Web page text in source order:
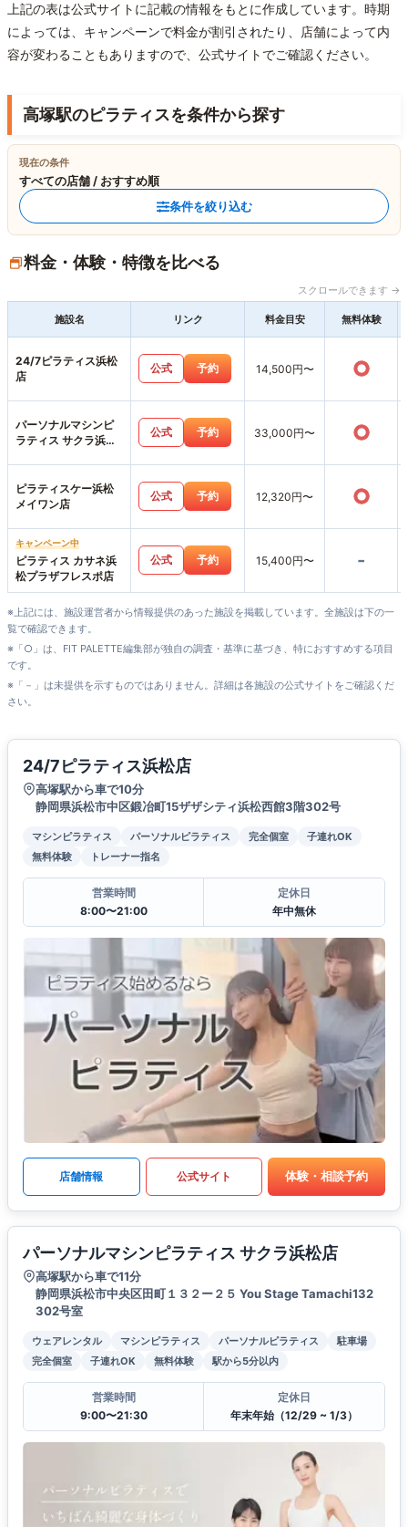
上記の表は公式サイトに記載の情報をもとに作成しています。時期
によっては、キャンペーンで料金が割引されたり、店舗によって内
容が変わることもありますので、公式サイトでご確認ください。
高塚駅のピラティスを条件から探す
現在の条件
すべての店舗 / おすすめ順
条件を絞り込む
料金・体験・特徴を比べる
スクロールできます →
施設名 リンク 料金目安 無料体験
24/7ピラティス浜松
店
公式 予約 14,500円〜 ○
パーソナルマシンピ
ラティス サクラ浜松
公式 予約 33,000円〜 ○
ピラティスケー浜松
メイワン店
公式 予約 12,320円〜 ○
キャンペーン中
ピラティス カサネ浜
松プラザフレスポ店
公式 予約 15,400円〜 -
※上記には、施設運営者から情報提供のあった施設を掲載しています。全施設は下の一
覧で確認できます。
※「○」は、FIT PALETTE編集部が独自の調査・基準に基づき、特におすすめする項目
です。
※「－」は未提供を示すものではありません。詳細は各施設の公式サイトをご確認くだ
さい。
24/7ピラティス浜松店
高塚駅から車で10分
静岡県浜松市中区鍛冶町15ザザシティ浜松西館3階302号
マシンピラティス パーソナルピラティス 完全個室
子連れOK
無料体験
トレーナー指名
営業時間
8:00〜21:00
定休日
年中無休
店舗情報 公式サイト 体験・相談予約
パーソナルマシンピラティス サクラ浜松店
高塚駅から車で11分
静岡県浜松市中央区田町１３２ー２５ You Stage Tamachi132
302号室
ウェアレンタル マシンピラティス パーソナルピラティス
駐車場
完全個室
子連れOK 無料体験 駅から5分以内
営業時間
9:00〜21:30
定休日
年末年始（12/29 ~ 1/3）